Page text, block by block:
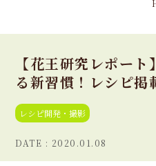
【花王研究レポー
る新習慣！レシピ掲
レシピ開発・撮影
2020.01.08